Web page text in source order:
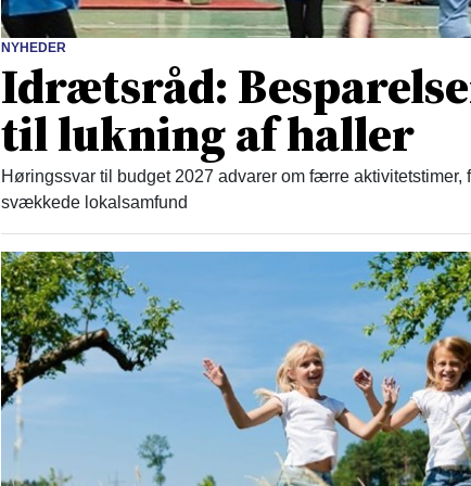
NYHEDER
Idrætsråd:
til lukning af haller
Høringssvar til budget 2027 advarer om færre
svækkede lokalsamfund